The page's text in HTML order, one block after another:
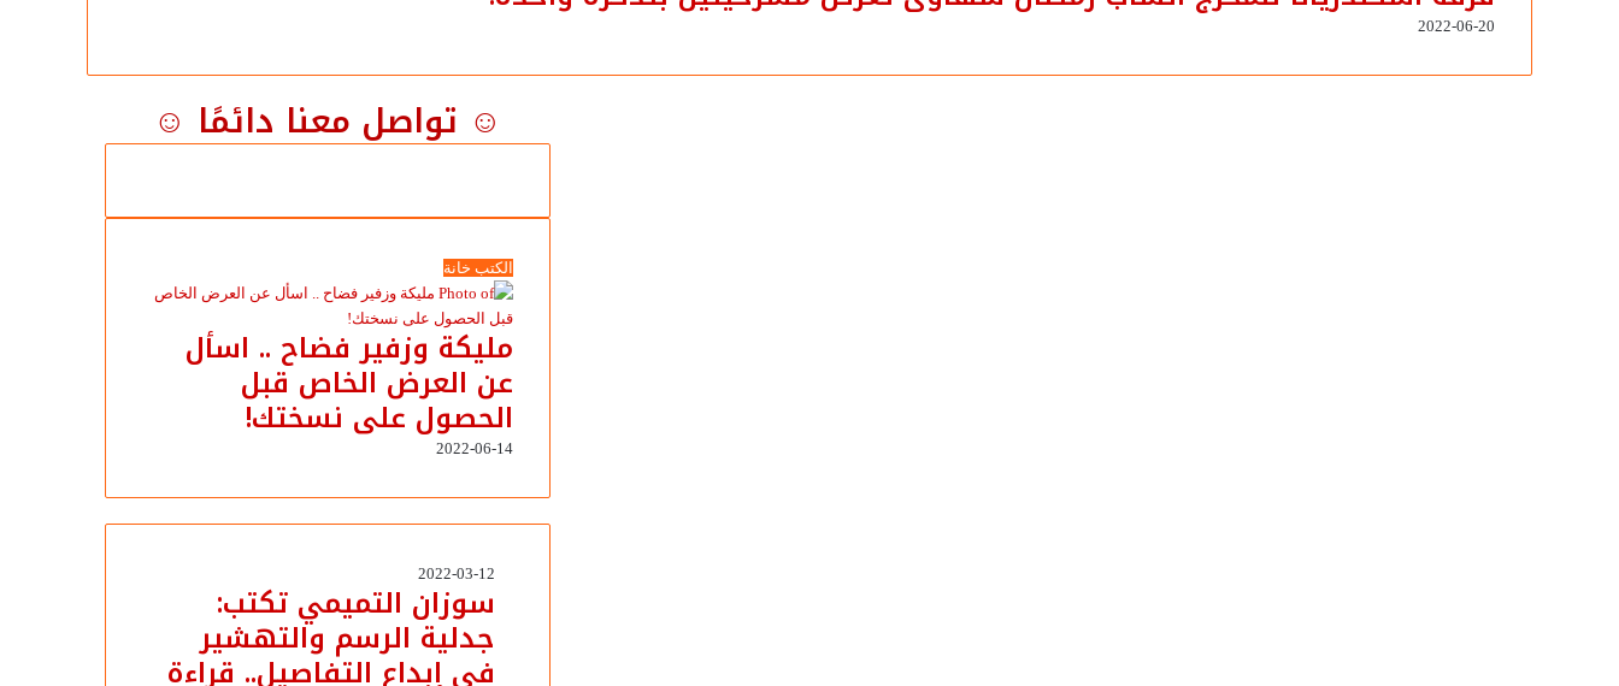
2022-06-20
☺ تواصل معنا دائمًا ☺
الكتب خانة
مليكة وزفير فضاح .. اسأل
عن العرض الخاص قبل
الحصول على نسختك!
2022-06-14
سوزان
التميمي
تكتب:
جدلية
الرسم
2022-03-12
سوزان التميمي تكتب:
جدلية الرسم والتهشير
في إبداع التفاصيل.. قراءة